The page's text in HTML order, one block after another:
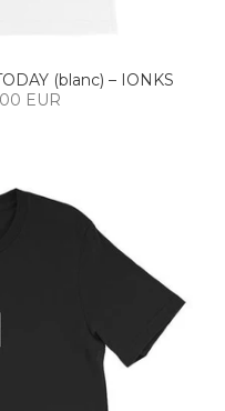
(blanc) – IONKS
EUR